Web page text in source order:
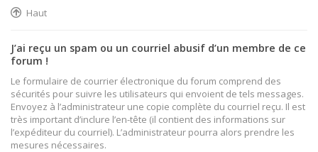
Haut
J’ai reçu un spam ou un courriel abusif d’un membre de ce
forum !
Le formulaire de courrier électronique du forum comprend des
sécurités pour suivre les utilisateurs qui envoient de tels messages.
Envoyez à l’administrateur une copie complète du courriel reçu. Il est
très important d’inclure l’en-tête (il contient des informations sur
l’expéditeur du courriel). L’administrateur pourra alors prendre les
mesures nécessaires.